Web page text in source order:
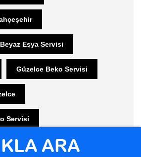
Eşya Servisi
Güzelce Beko Servisi
Servisi